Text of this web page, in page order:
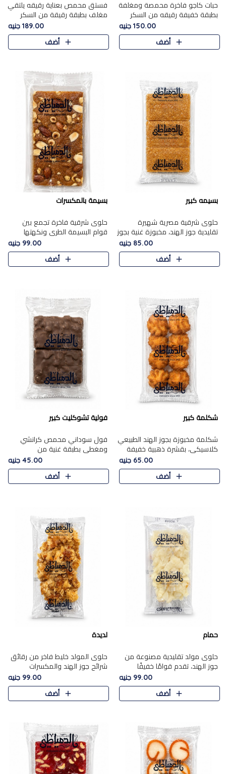
حبات كاجو فاخرة محمصة ومغلفة
بطبقة خفيفة رقيقه من السكر
المكرمل، تجمع بين توازن النعومة
زبدية غنية فاخرة والقرمشة
المرضية في حلوى شرقية بطاب..
150.00 جنيه
أضف
فستق محمص بعناية رقيقه يلتقي
مغلف بطبقة رقيقة من السكر
المكرمل، ليقدم مذاقًا فاخرًا حلوي
شرقية فاخرة ونكهة غنية ناتي تميز
كل قطعة و قوام هش
189.00 جنيه
أضف
بسيمه كبير
حلوى شرقية مصرية شهيرة
تقليدية جوز الهند، مخبوزة غنية بجوز
الهند، بلمسه ذهبية وتتميز بقوامها
المرمل وطعمها اللذيذ الذي يشبه
البسبوسة. تُخبز..
85.00 جنيه
أضف
بسيمة بالمكسرات
حلوى شرقية فاخرة تجمع بين
قوام البسيمة الطري ونكهتها
الغنية، مزينة بتشكيلة مختارة من
اللوز والبندق والمكسرات الفاخرة.
مزيج متوازن من القوام ..
99.00 جنيه
أضف
شكلمة كبير
شكلمة مخبوزة بجوز الهند الطبيعي
كلاسيكي، بقشرة ذهبية خفيفة
وقلب طري رطب يذوب في الفم،
تمنحك المذاق الشرقي الحلو الأصيل
التقليدي في كل لقمة.
65.00 جنيه
أضف
فولية تشوكليت كبير
فول سوداني محمص كرانشي
ومغطى بطبقة غنية من
الشوكولاتة، يجمع بين طعم
القرمشة الأصيلة الكلاسكيكية
التقليدية للفول السوداني وحلاوة
45.00 جنيه
أضف
حمام
حلوى مولد تقليدية مصنوعة من
جوز الهند، تقدم قوامًا خفيفًا
ونكهة شرقية أصيلة تجسد روح
الـموسم الأعياد.
99.00 جنيه
أضف
لديدة
حلوى المولد خليط فاخر من رقائق
شرائح جوز الهند والمكسرات
المحمصة، متماسك بشراب حلاوة
الكراميل الخفيفة ليمنحك قرمشة
غنية ومذاقًا شرقيًا أصيلً..
99.00 جنيه
أضف